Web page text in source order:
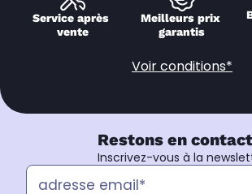
Service après
vente
Meilleurs prix
garantis
Voir conditions*
Restons en
Inscrivez-vous à la